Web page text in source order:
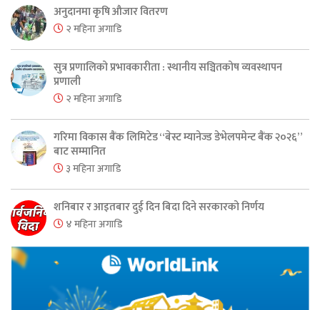
अनुदानमा कृषि औजार वितरण
२ महिना अगाडि
सुत्र प्रणालिको प्रभावकारीता : स्थानीय सञ्चितकोष व्यवस्थापन
प्रणाली
२ महिना अगाडि
गरिमा विकास बैंक लिमिटेड “बेस्ट म्यानेज्ड डेभेलपमेन्ट बैंक २०२६”
बाट सम्मानित
३ महिना अगाडि
शनिबार र आइतबार दुई दिन बिदा दिने सरकारको निर्णय
४ महिना अगाडि